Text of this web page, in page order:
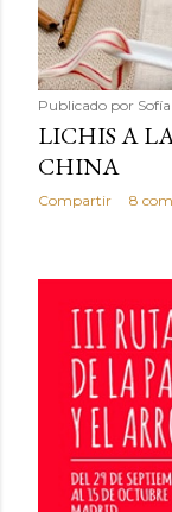
Publicado por
LICHIS A
CHINA
Compartir 8